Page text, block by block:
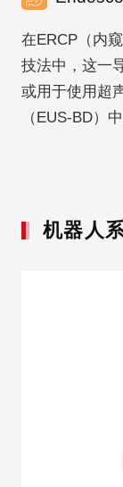
在ERCP（内
技法中，这一
或用于使用超
（EUS-BD）
机器人